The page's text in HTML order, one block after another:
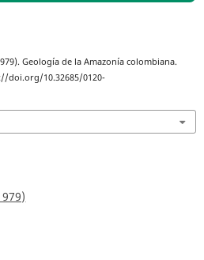
Geología de la Amazonía colombiana.
doi.org/10.32685/0120-